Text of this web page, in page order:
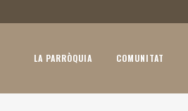
LA PARRÒQUIA COMUNITAT